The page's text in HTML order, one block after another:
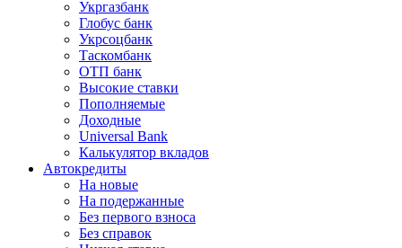
Укргазбанк
Глобус банк
Укрсоцбанк
Таскомбанк
ОТП банк
Высокие ставки
Пополняемые
Доходные
Universal Bank
Калькулятор вкладов
Автокредиты
На новые
На подержанные
Без первого взноса
Без справок